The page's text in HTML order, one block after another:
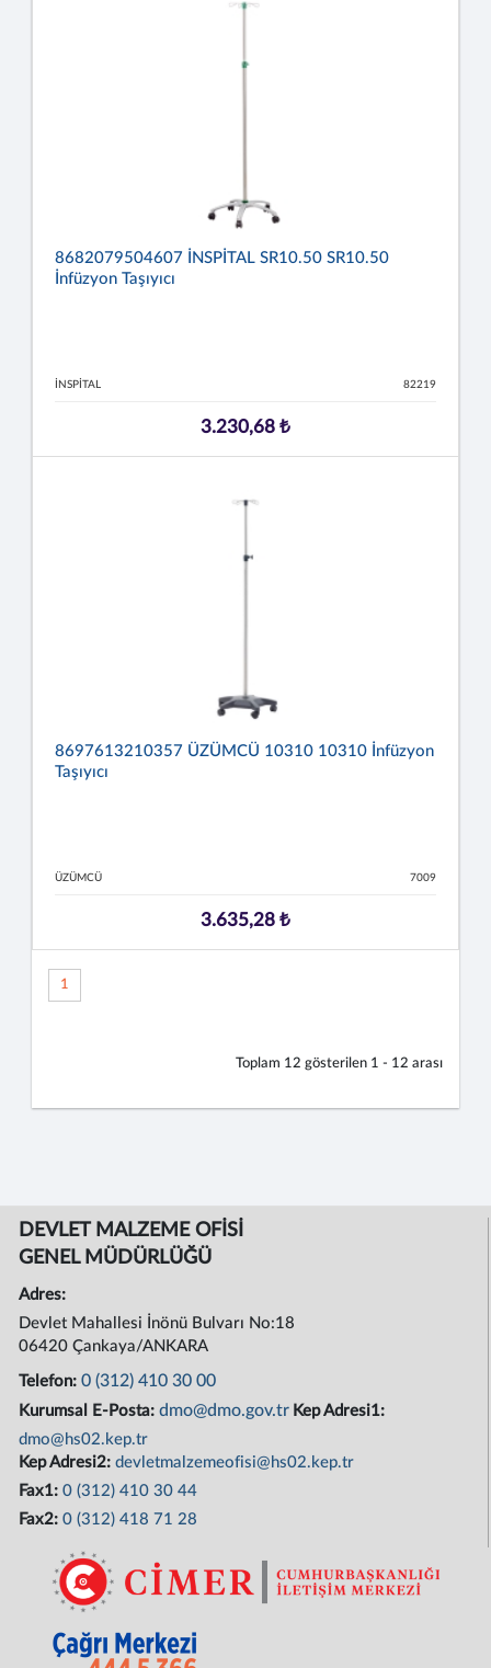
8682079504607 İNSPİTAL SR10.50 SR10.50
İnfüzyon Taşıyıcı
İNSPİTAL 82219
3.230,68 ₺
8697613210357 ÜZÜMCÜ 10310 10310 İnfüzyon
Taşıyıcı
ÜZÜMCÜ 7009
3.635,28 ₺
1
Toplam 12 gösterilen 1 - 12 arası
DEVLET MALZEME OFİSİ
GENEL MÜDÜRLÜĞÜ
Adres:
Devlet Mahallesi İnönü Bulvarı No:18
06420 Çankaya/ANKARA
Telefon:0 (312) 410 30 00
Kurumsal E-Posta:dmo@dmo.gov.tr Kep Adresi1:
dmo@hs02.kep.tr
Kep Adresi2:devletmalzemeofisi@hs02.kep.tr
Fax1:0 (312) 410 30 44
Fax2:0 (312) 418 71 28